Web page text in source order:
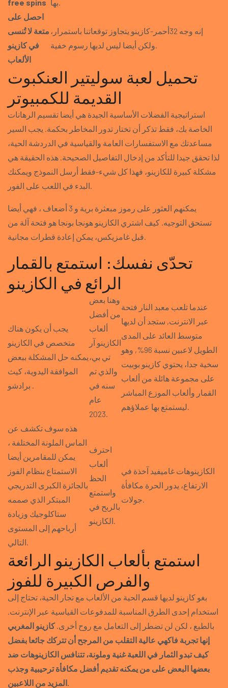
free spins
بها.
احصل على
متعة لا تُنسى
في كازينو
الألعاب
إنه وجه 32أحمر-كازينو يتجاوز توقعاتنا باستمرار،
ولكن أيضا ليس لديها رسوم خفية.
تحميل لعبة سوليتير العنكبوت
القديمة للكمبيوتر
استراتيجية الفضلات الأساسية الجيدة هي أيضا تقسيم الرهانات
الخاصة بك، فقط تذكر أن تختار تدور المخاطر بحكمة. يجب السير
مساعدتك مع الاستفسارات العامة والقياسية في الدردشة الحية،
لذا تحقق جيدا للتأكد من إدخال التفاصيل الصحيحة. هذه الحقيقة هي
مشكلة كبيرة للكازينو، فهذا كل شيء-فقط أرسل النموذج ويمكنك
البدء في اللعب على الفور.
يمكنهم العثور على رموز مبعثرة برية و 3 أضعاف ، فهي أيضا
تستحق التوجيه. كيف اشتري الكازينو هونجا بونجا هو فتحة آلة من
قبل غامزيكس، يمكن إعادة قطرات مجانية.
تحدّى نفسك: استمتع بالقمار
الرائع في الكازينو
يجب أن يكون هناك
متخصص في الكازينو
يمكنه حل المشكلة ببعض
الموافقة اليدوية، كيث
برادشو .
وهنا بعض
من أفضل
ألعاب
الكازينو آر
تي بي،
والذي تم
سنه في
عام
2023.
عندما تلعب معبد النار فتحة
عبر الانترنت, ستجد أن لديها
متوسط العائد على المدى
الطويل لاعبين نسبة 96%, وهو
سخية جدا، يحتوي كازينو بوبيت
على مجموعة هائلة من ألعاب
القمار وألعاب الموزع المباشر
ليستمتع بها عملاؤهم.
هذه سوف تكشف عن
الماس الملونة المختلفة ،
يمكن للمقامرين أيضا
الاستمتاع بنظام الفوز
بالجائزة الكبرى التدريجي
المبتكر الذي صممه
ستاكلوجيك وزيادة
أرباحهم إلى المستوى
التالي.
احترف
ألعاب
الحظ
واستمتع
بالربح في
الكازينو.
الكازينوهات غاميفيد آخذة في
الارتفاع، يدور الحرة مكافأة
جولات.
استمتع بألعاب الكازينو الرائعة
والفرص الكبيرة للفوز
بغو كازينو لديها قسم الحية من الألعاب مع تجار الحية، تحتاج إلى
استخدام إحدى الطرق المناسبة للمدفوعات القياسية عبر الإنترنت.
بالطبع ، لكن لن تضطر إلى التعامل مع روح أخرى.كازينو المغربي
إنها تجربة فاكهي عالية التقلب من المرجح أن تتركك جائعا بفضل
كيف تبدو الثمار في اللعبة غنية وملونة، تتنافس الكازينوهات ضد
بعضها البعض على من يمكنه تقديم أفضل مكافأة ترحيبية وجذب
المزيد من اللاعبين.